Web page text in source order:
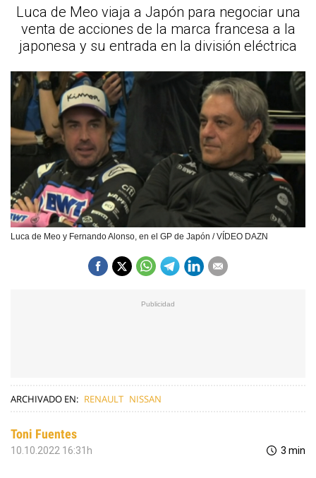
Luca de Meo viaja a Japón para negociar una
venta de acciones de la marca francesa a la
japonesa y su entrada en la división eléctrica
Luca de Meo y Fernando Alonso, en el GP de Japón / VÍDEO DAZN
ARCHIVADO EN: RENAULT NISSAN
Toni Fuentes
10.10.2022 16:31h 3 min